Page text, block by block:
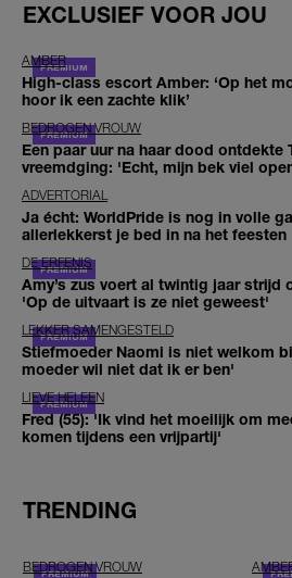
EXCLUSIEF VOOR JOU
AMBER
High-class escort Amber: ‘Op het
hoor ik een zachte klik’
BEDROGEN VROUW
Een paar uur na haar dood ontdekte
vreemdging: 'Echt, mijn bek viel
ADVERTORIAL
Ja écht: WorldPride is nog in volle
allerlekkerst je bed in na het feesten
DE ERFENIS
Amy’s zus voert al twintig jaar strijd
'Op de uitvaart is ze niet geweest'
LEKKER SAMENGESTELD
Stiefmoeder Naomi is niet welkom
moeder wil niet dat ik er ben'
LIEVE HELEEN
Fred (55): 'Ik vind het moeilijk om
komen tijdens een vrijpartij'
TRENDING
BEDROGEN VROUW